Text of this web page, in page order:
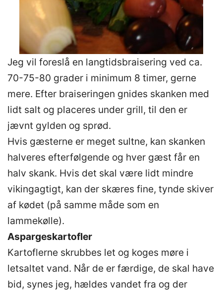
Jeg vil foreslå en langtidsbraisering ved ca.
70-75-80 grader i minimum 8 timer, gerne
mere. Efter braiseringen gnides skanken med
lidt salt og placeres under grill, til den er
jævnt gylden og sprød.
Hvis gæsterne er meget sultne, kan skanken
halveres efterfølgende og hver gæst får en
halv skank. Hvis det skal være lidt mindre
vikingagtigt, kan der skæres fine, tynde skiver
af kødet (på samme måde som en
lammekølle).
Aspargeskartofler
Kartoflerne skrubbes let og koges møre i
letsaltet vand. Når de er færdige, de skal have
bid, synes jeg, hældes vandet fra og der